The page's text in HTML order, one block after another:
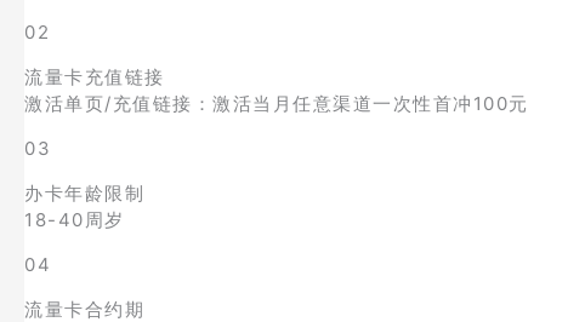
02
流量卡充值链接
激活单页/充值链接：激活当月任意渠道一次性首冲100元
03
办卡年龄限制
18-40周岁
04
流量卡合约期